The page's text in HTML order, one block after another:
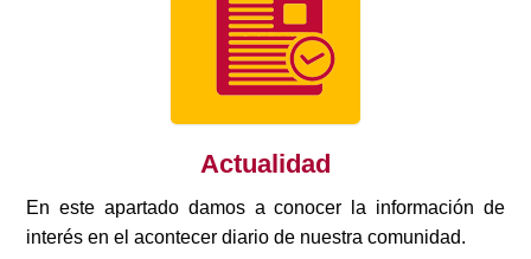
Actualidad
En este apartado damos a conocer la información de
interés en el acontecer diario de nuestra comunidad.